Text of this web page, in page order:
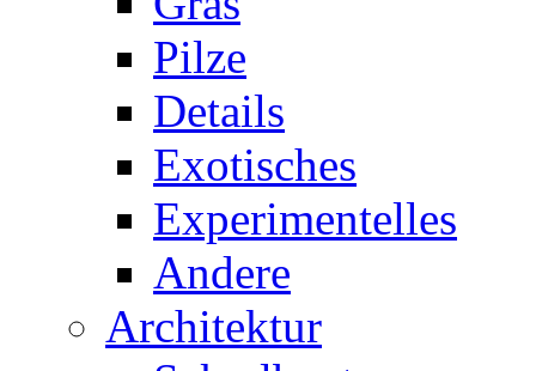
Pilze
Details
Exotisches
Experimentelles
Andere
Architektur